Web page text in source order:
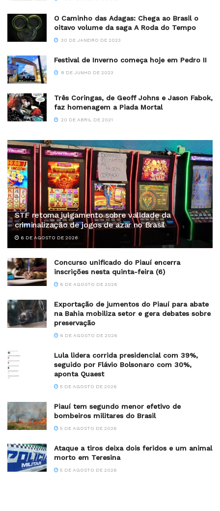
O Caminho das Adagas: Chega ao Brasil o
oitavo volume da saga A Roda do Tempo
30 DE JANEIRO DE 2023
Festival de Inverno começa hoje em Pedro II
8 DE JUNHO DE 2023
Três Coringas, de Geoff Johns e Jason Fabok,
faz homenagem a Piada Mortal
20 DE ABRIL DE 2021
STF retoma julgamento sobre validade da
criminalização de jogos de azar no Brasil
6 DE AGOSTO DE 2026
Concurso unificado do Piauí encerra
inscrições nesta quinta-feira (6)
6 DE AGOSTO DE 2026
Exportação de jumentos do Piauí para abate
na Bahia mobiliza setor e gera debates sobre
preservação
6 DE AGOSTO DE 2026
Lula lidera corrida presidencial com 39%,
seguido por Flávio Bolsonaro com 30%,
aponta Quaest
5 DE AGOSTO DE 2026
Piauí tem segundo menor efetivo de
bombeiros militares do Brasil
5 DE AGOSTO DE 2026
Ataque a tiros deixa dois feridos e um animal
morto em Teresina
5 DE AGOSTO DE 2026